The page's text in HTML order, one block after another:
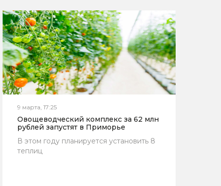
9 марта, 17:25
Овощеводческий комплекс за 62 млн
рублей запустят в Приморье
В этом году планируется установить 8
теплиц